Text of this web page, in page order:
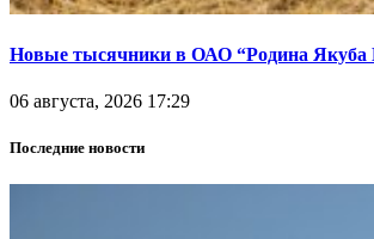
Новые тысячники в ОАО “Родина Якуба
06 августа, 2026 17:29
Последние новости